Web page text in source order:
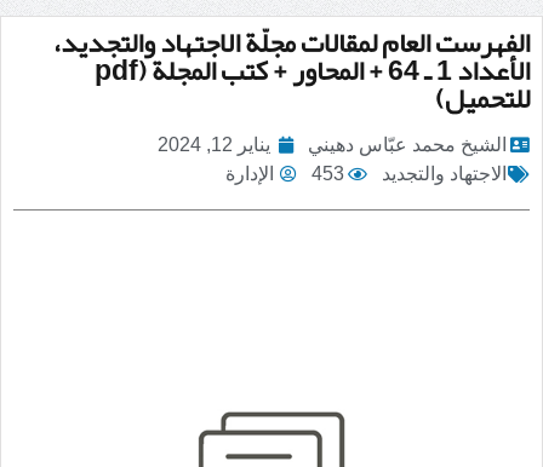
الفهرست العام لمقالات مجلّة الاجتهاد والتجديد،
الأعداد 1 ـ 64 + المحاور + كتب المجلة (pdf للتحميل)
الشيخ محمد عبّاس دهيني
يناير 12, 2024
الاجتهاد والتجديد
453 الإدارة